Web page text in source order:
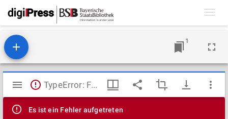
1
Mirador
Viewer
TypeError: Failed to fetch
Es ist ein Fehler aufgetreten